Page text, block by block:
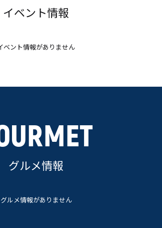
イベント情報
ベント情報がありません
グルメ情報
グルメ情報がありません